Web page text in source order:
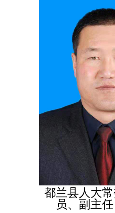
都兰县人大
员、副主